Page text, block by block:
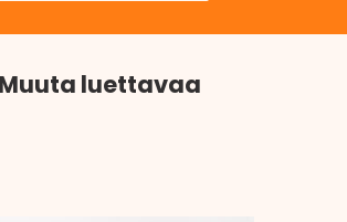
Muuta luettavaa